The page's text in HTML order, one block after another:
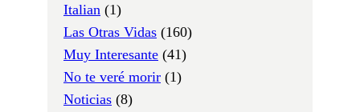
Italian (1)
Las Otras Vidas (160)
Muy Interesante (41)
No te veré morir (1)
Noticias (8)